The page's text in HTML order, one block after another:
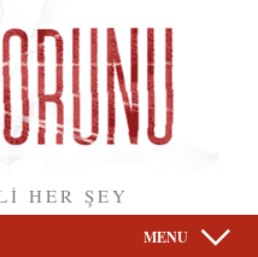
HER ŞEY
MENU